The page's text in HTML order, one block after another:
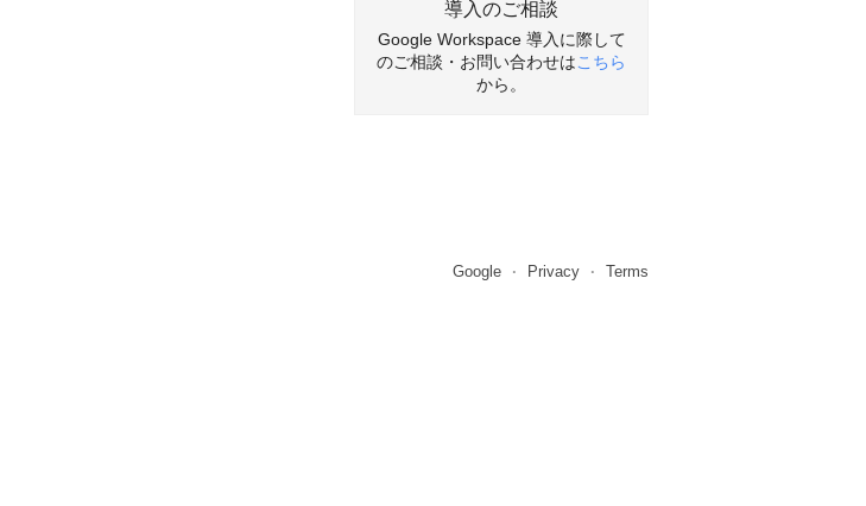
導入のご相談
Google Workspace 導入に際して
のご相談・お問い合わせはこちら
から。
Google Privacy Terms